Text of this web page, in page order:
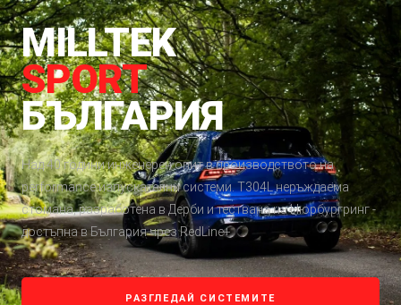
MILLTEK
SPORT
БЪЛГАРИЯ
Над 40 години инженерен опит в производството на
performance изпускателни системи. T304L неръждаема
стомана, разработена в Дерби и тествана на Нюрбургринг -
достъпна в България чрез RedLine+.
РАЗГЛЕДАЙ СИСТЕМИТЕ